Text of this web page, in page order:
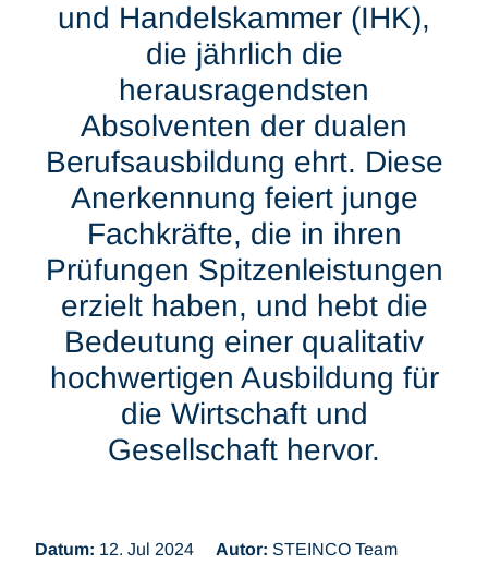
und Handelskammer (IHK),
die jährlich die
herausragendsten
Absolventen der dualen
Berufsausbildung ehrt. Diese
Anerkennung feiert junge
Fachkräfte, die in ihren
Prüfungen Spitzenleistungen
erzielt haben, und hebt die
Bedeutung einer qualitativ
hochwertigen Ausbildung für
die Wirtschaft und
Gesellschaft hervor.
Datum: 12. Jul 2024 Autor: STEINCO Team